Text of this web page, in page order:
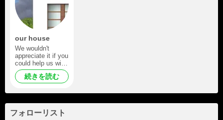
our house
We wouldn't
appreciate it if you
could help us with
your tip so we can
buy our house.
続きを読む
フォローリスト